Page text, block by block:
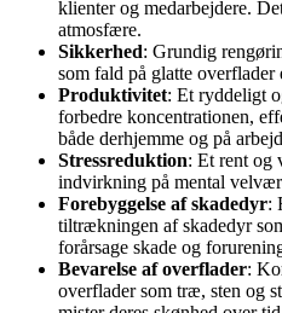
klienter og medarbejdere.
atmosfære.
Sikkerhed: Grundig
som fald på glatte
Produktivitet: Et ryddeligt
forbedre koncentrationen,
både derhjemme og på
Stressreduktion: Et rent og
indvirkning på mental
Forebyggelse af skadedyr:
tiltrækningen af skadedyr
forårsage skade og
Bevarelse af overflader:
overflader som træ, sten og